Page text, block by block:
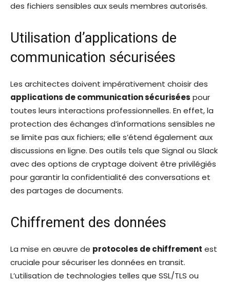
des fichiers sensibles aux seuls membres autorisés.
Utilisation d’applications de
communication sécurisées
Les architectes doivent impérativement choisir des
applications de communication sécurisées pour
toutes leurs interactions professionnelles. En effet, la
protection des échanges d’informations sensibles ne
se limite pas aux fichiers; elle s’étend également aux
discussions en ligne. Des outils tels que Signal ou Slack
avec des options de cryptage doivent être privilégiés
pour garantir la confidentialité des conversations et
des partages de documents.
Chiffrement des données
La mise en œuvre de protocoles de chiffrement est
cruciale pour sécuriser les données en transit.
L’utilisation de technologies telles que SSL/TLS ou